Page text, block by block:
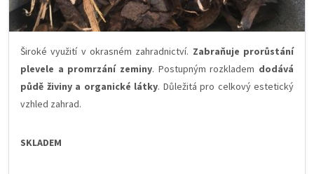
Široké využití v okrasném zahradnictví. Zabraňuje prorůstání
plevele a promrzání zeminy. Postupným rozkladem dodává
půdě živiny a organické látky. Důležitá pro celkový estetický
vzhled zahrad.
SKLADEM